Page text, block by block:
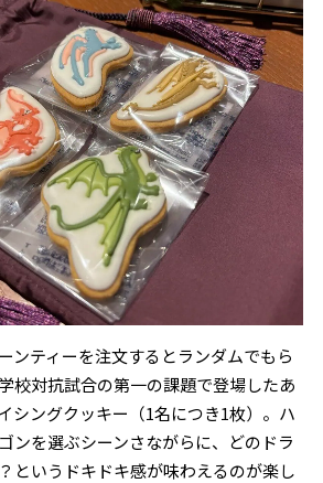
ンティーを注文するとランダムでもら
校対抗試合の第一の課題で登場したあ
シングクッキー（1名につき1枚）。ハ
ンを選ぶシーンさながらに、どのドラ
というドキドキ感が味わえるのが楽し